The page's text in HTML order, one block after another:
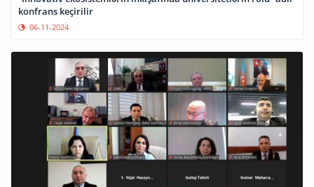
konfrans keçirilir
06-11-2024